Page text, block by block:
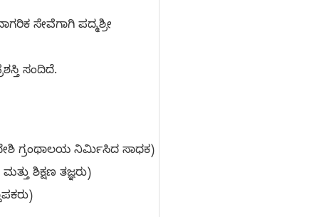
ಸೇವೆಗಾಗಿ ಪದ್ಮಶ್ರೀ
ಸಂದಿದೆ.
ಗ್ರಂಥಾಲಯ ನಿರ್ಮಿಸಿದ ಸಾಧಕ)
ಶಿಕ್ಷಣ ತಜ್ಞರು)